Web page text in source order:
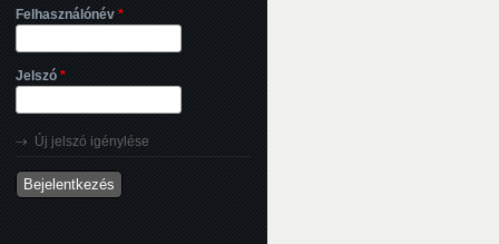
Felhasználónév *
Jelszó *
Új jelszó igénylése